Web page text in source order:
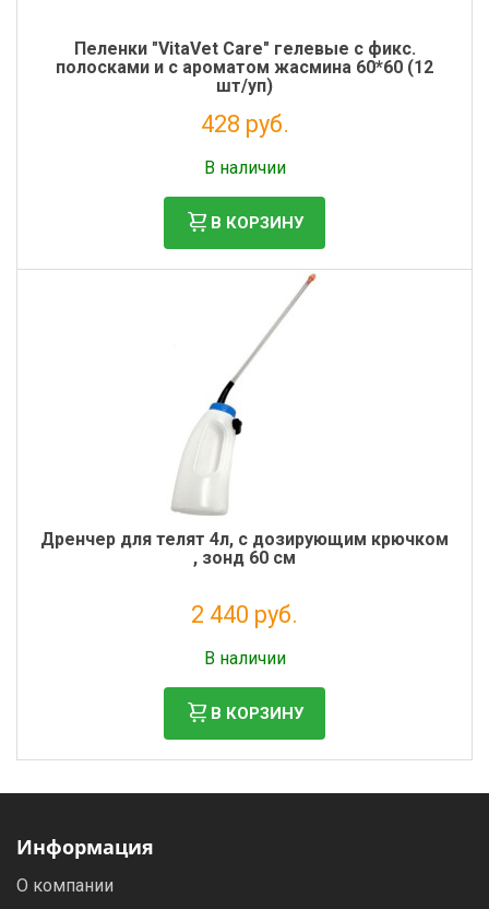
Пеленки "VitaVet Care" гелевые с фикс.
полосками и с ароматом жасмина 60*60 (12
шт/уп)
428 руб.
В наличии
В КОРЗИНУ
Дренчер для телят 4л, с дозирующим крючком
, зонд 60 см
2 440 руб.
В наличии
В КОРЗИНУ
Информация
О компании